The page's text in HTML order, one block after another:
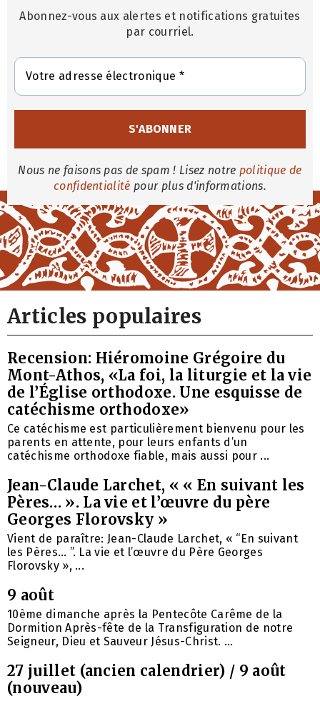
Abonnez-vous aux alertes et notifications gratuites
par courriel.
Nous ne faisons pas de spam ! Lisez notre politique de
confidentialité pour plus d'informations.
Articles populaires
Recension: Hiéromoine Grégoire du
Mont-Athos, «La foi, la liturgie et la vie
de l’Église orthodoxe. Une esquisse de
catéchisme orthodoxe»
Ce catéchisme est particulièrement bienvenu pour les
parents en attente, pour leurs enfants d’un
catéchisme orthodoxe fiable, mais aussi pour ...
Jean-Claude Larchet, « « En suivant les
Pères… ». La vie et l’œuvre du père
Georges Florovsky »
Vient de paraître: Jean-Claude Larchet, « “En suivant
les Pères… ”. La vie et l’œuvre du Père Georges
Florovsky », ...
9 août
10ème dimanche après la Pentecôte Carême de la
Dormition Après-fête de la Transfiguration de notre
Seigneur, Dieu et Sauveur Jésus-Christ. ...
27 juillet (ancien calendrier) / 9 août
(nouveau)